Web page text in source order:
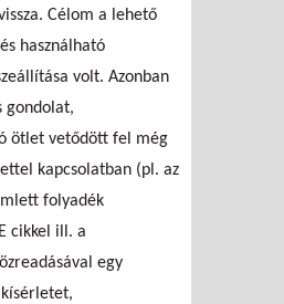
Célom a lehető
használható
volt. Azonban
gondolat,
ötlet vetődött fel még
kapcsolatban (pl. az
folyadék
cikkel ill. a
egy